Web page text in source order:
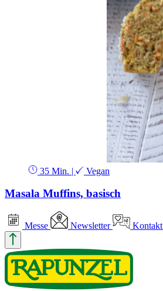
35 Min. | Vegan
Masala Muffins, basisch
Messe Newsletter Kontakt